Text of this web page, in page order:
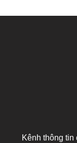
Kênh thông